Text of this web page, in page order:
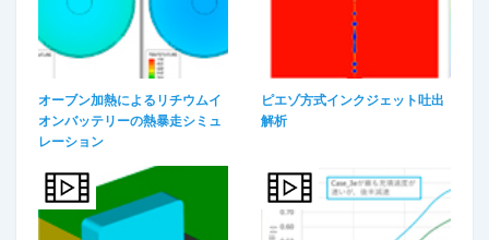
オーブン加熱によるリチウムイ
オンバッテリーの熱暴走シミュ
レーション
ピエゾ方式インクジェット吐出
解析